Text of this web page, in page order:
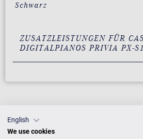
Schwarz
ZUSATZLEISTUNGEN FÜR
DIGITALPIANOS PRIVIA PX-
English
We use cookies